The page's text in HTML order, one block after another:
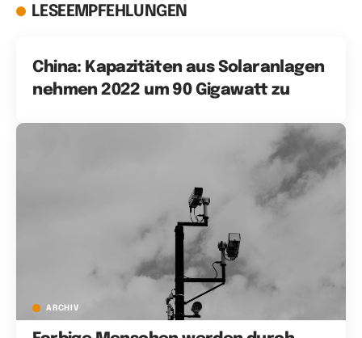
LESEEMPFEHLUNGEN
China: Kapazitäten aus Solaranlagen
nehmen 2022 um 90 Gigawatt zu
ARCHIV